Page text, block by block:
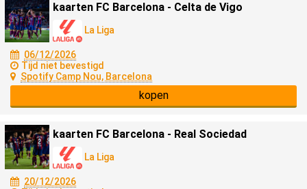
kaarten FC Barcelona - Celta de Vigo
La Liga
06/12/2026
Tijd niet bevestigd
Spotify Camp Nou, Barcelona
kopen
kaarten FC Barcelona - Real Sociedad
La Liga
20/12/2026